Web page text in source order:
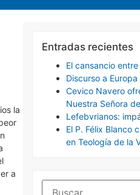
la
a
Entradas recientes
El cansancio
Discurso a Europa
Cevico Navero
Nuestra Señora
Lefebvrianos:
El P. Félix Blanco
en Teología de la